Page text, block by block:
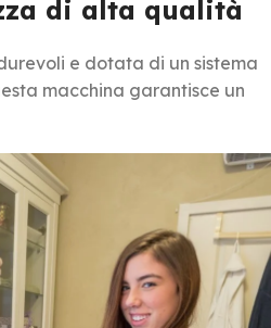
di alta qualità
e dotata di un sistema
macchina garantisce un